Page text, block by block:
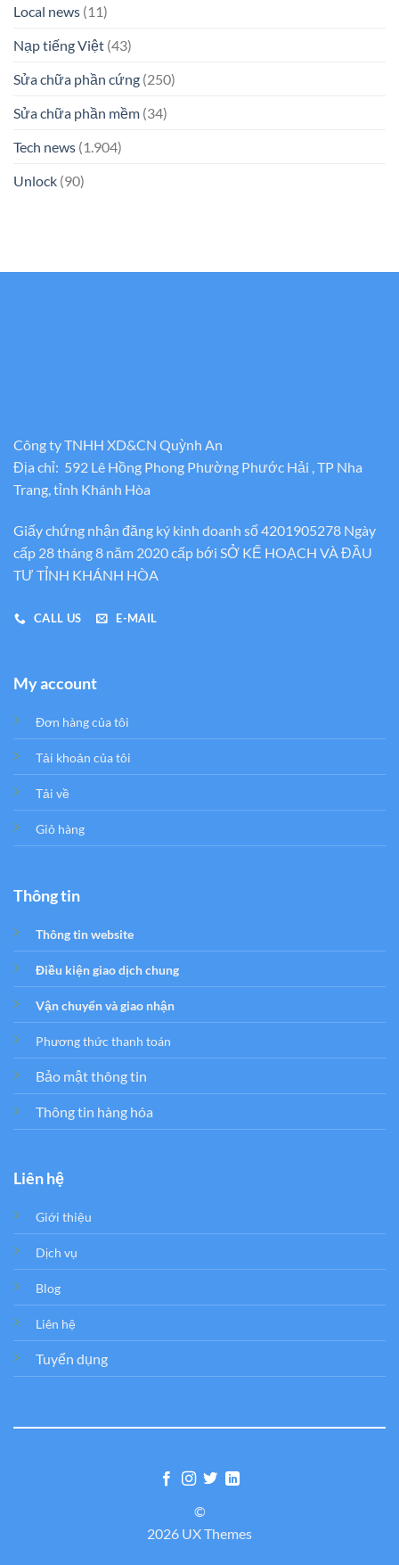
Local news (11)
Nạp tiếng Việt (43)
Sửa chữa phần cứng (250)
Sửa chữa phần mềm (34)
Tech news (1.904)
Unlock (90)
Công ty TNHH XD&CN Quỳnh An
Địa chỉ: 592 Lê Hồng Phong Phường Phước Hải , TP Nha
Trang, tỉnh Khánh Hòa
Giấy chứng nhận đăng ký kinh doanh số 4201905278 Ngày
cấp 28 tháng 8 năm 2020 cấp bới SỞ KẾ HOẠCH VÀ ĐẦU
TƯ TỈNH KHÁNH HÒA
CALL US E-MAIL
My account
Đơn hàng của tôi
Tải khoản của tôi
Tải về
Giỏ hàng
Thông tin
Thông tin website
Điều kiện giao dịch chung
Vận chuyển và giao nhận
Phương thức thanh toán
Bảo mật thông tin
Thông tin hàng hóa
Liên hệ
Giới thiệu
Dịch vụ
Blog
Liên hệ
Tuyển dụng
©
2026 UX Themes